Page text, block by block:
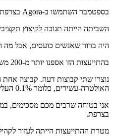
בספטמבר השתמשו ב-Agora בצרפת צוות של מומחי הנחיה במהלך השביתה הלאומית
השביתה הייתה תגובה לקיצוץ
היה ברור שאנשים כועסים, אבל מה
בהתייעצות הזו אספנו יותר מ-200 משתתפים, שהגישו יותר מ-100 הצהרות ויצרו יותר מ-7,000 הצבעות.
האולטרה-עשירים, כלומר 0.1% העליונים של האוכלוסייה.
אני בטוחה שרבים מכם מסכימים,
בצרפת.
מטרת ההתייעצות הייתה לעזור